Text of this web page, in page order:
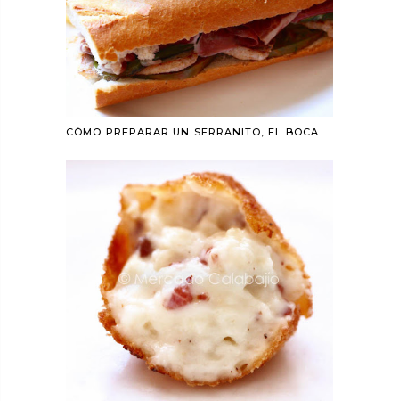
CÓMO PREPARAR UN SERRANITO, EL BOCADILLO SEVILLANO MÁS UNIVERSAL